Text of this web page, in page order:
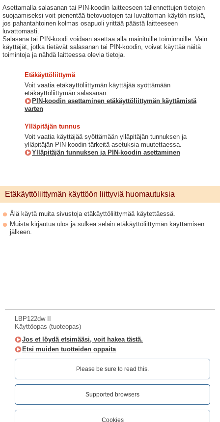
Asettamalla salasanan tai PIN-koodin laitteeseen tallennettujen tietojen
suojaamiseksi voit pienentää tietovuotojen tai luvattoman käytön riskiä,
jos pahantahtoinen kolmas osapuoli yrittää päästä laitteeseen
luvattomasti.
Salasana tai PIN-koodi voidaan asettaa alla mainituille toiminnoille. Vain
käyttäjät, jotka tietävät salasanan tai PIN-koodin, voivat käyttää näitä
toimintoja ja nähdä laitteessa olevia tietoja.
Etäkäyttöliittymä
Voit vaatia etäkäyttöliittymän käyttäjää syöttämään
etäkäyttöliittymän salasanan.
PIN-koodin asettaminen etäkäyttöliittymän käyttämistä
varten
Ylläpitäjän tunnus
Voit vaatia käyttäjää syöttämään ylläpitäjän tunnuksen ja
ylläpitäjän PIN-koodin tärkeitä asetuksia muutettaessa.
Ylläpitäjän tunnuksen ja PIN-koodin asettaminen
Etäkäyttöliittymän käyttöön liittyviä huomautuksia
Älä käytä muita sivustoja etäkäyttöliittymää käytettäessä.
Muista kirjautua ulos ja sulkea selain etäkäyttöliittymän käyttämisen
jälkeen.
LBP122dw II
Käyttöopas (tuoteopas)
Jos et löydä etsimääsi, voit hakea tästä.
Etsi muiden tuotteiden oppaita
Please be sure to read this.‎
Supported browsers
Cookies